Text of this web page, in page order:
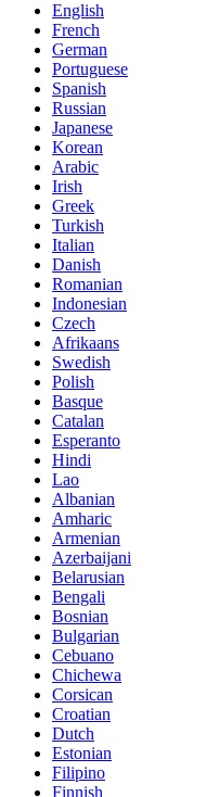
English
French
German
Portuguese
Spanish
Russian
Japanese
Korean
Arabic
Irish
Greek
Turkish
Italian
Danish
Romanian
Indonesian
Czech
Afrikaans
Swedish
Polish
Basque
Catalan
Esperanto
Hindi
Lao
Albanian
Amharic
Armenian
Azerbaijani
Belarusian
Bengali
Bosnian
Bulgarian
Cebuano
Chichewa
Corsican
Croatian
Dutch
Estonian
Filipino
Finnish